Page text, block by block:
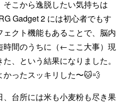
こから逸脱したい気持ちは
Gadget 2 には初心者でもす
ェクト機能もあることで、脳内
時間のうちに（←ここ大事）現
、という結果になりました。
ったスッキリした〜🐱💨
台所には米も小麦粉も尽き果